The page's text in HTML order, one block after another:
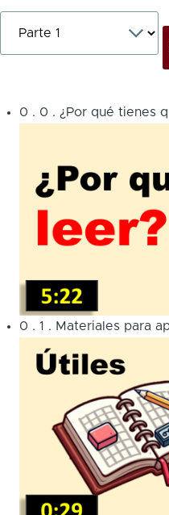
0 . 0 . ¿Por qué tienes
0 . 1 . Materiales para